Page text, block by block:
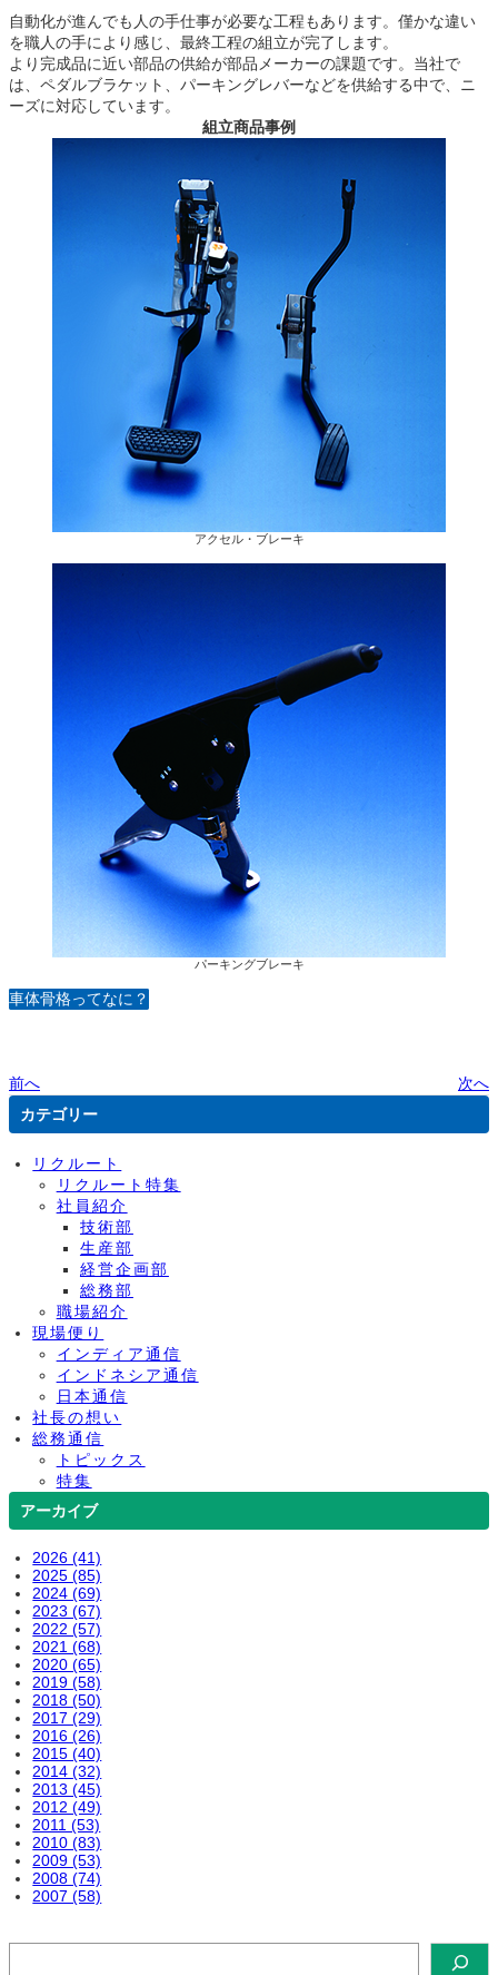
自動化が進んでも人の手仕事が必要な工程もあります。僅かな違い
を職人の手により感じ、最終工程の組立が完了します。
より完成品に近い部品の供給が部品メーカーの課題です。当社で
は、ペダルブラケット、パーキングレバーなどを供給する中で、ニ
ーズに対応しています。
組立商品事例
アクセル・ブレーキ
パーキングブレーキ
車体骨格ってなに？
前へ
次へ
カテゴリー
リクルート
リクルート特集
社員紹介
技術部
生産部
経営企画部
総務部
職場紹介
現場便り
インディア通信
インドネシア通信
日本通信
社長の想い
総務通信
トピックス
特集
アーカイブ
2026 (41)
2025 (85)
2024 (69)
2023 (67)
2022 (57)
2021 (68)
2020 (65)
2019 (58)
2018 (50)
2017 (29)
2016 (26)
2015 (40)
2014 (32)
2013 (45)
2012 (49)
2011 (53)
2010 (83)
2009 (53)
2008 (74)
2007 (58)